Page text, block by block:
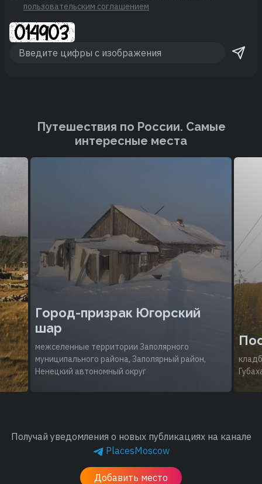
пользовательским соглашением
Путешествия по России. Cамые
интересные места
Город-призрак Югорский
шар
межселенные территории Заполярного
муниципального района, Заполярный район,
Ненецкий автономный округ
Получай уведомления о новых публикациях на канале
PlacesMoscow
Добавить место